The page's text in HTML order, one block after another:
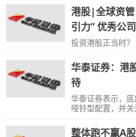
年，恒指跌逾
港股|全球资
引力” 优秀公
投资港股正当时？
华泰证券：港
待
华泰证券表示，
哑铃型配置，并
整体跑不赢A